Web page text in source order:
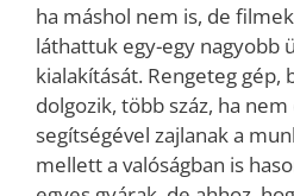
ha máshol nem is, de
láthattuk egy-egy nagyobb
kialakítását. Rengeteg gép,
dolgozik, több száz, ha
segítségével zajlanak a
mellett a valóságban is